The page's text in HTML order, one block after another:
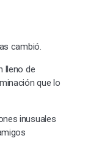
cambió.
lleno de
que lo
inusuales